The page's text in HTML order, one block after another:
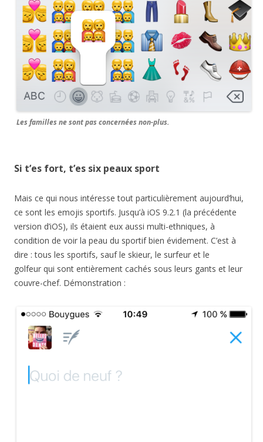
Les familles ne sont pas concernées non-plus.
Si t’es fort, t’es six peaux sport
Mais ce qui nous intéresse tout particulièrement aujourd’hui,
ce sont les emojis sportifs. Jusqu’à iOS 9.2.1 (la précédente
version d’iOS), ils étaient eux aussi multi-ethniques, à
condition de voir la peau du sportif bien évidement. C’est à
dire : tous les sportifs, sauf le skieur, le surfeur et le
golfeur qui sont entièrement cachés sous leurs gants et leur
couvre-chef. Démonstration :